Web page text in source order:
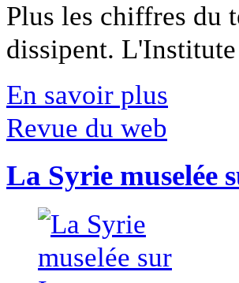
Plus les chiffres du
dissipent.
En savoir plus
Revue du web
La Syrie muselée